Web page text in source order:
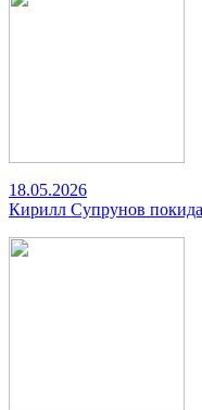
18.05.2026
Кирилл Супрунов